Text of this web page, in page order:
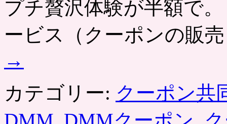
プチ贅沢体験が半額で
ービス（クーポンの販
→
カテゴリー: クーポン共